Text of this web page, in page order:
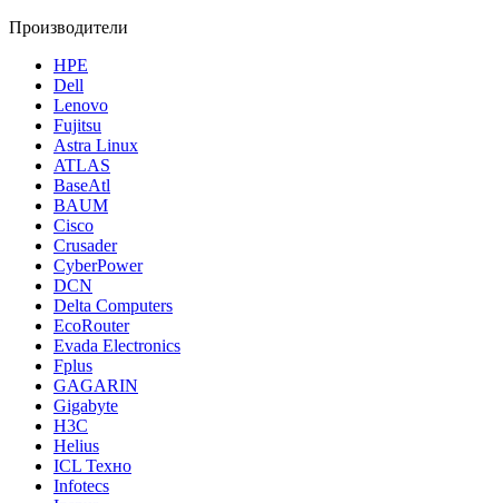
Производители
HPE
Dell
Lenovo
Fujitsu
Astra Linux
ATLAS
BaseAtl
BAUM
Cisco
Crusader
CyberPower
DCN
Delta Computers
EcoRouter
Evada Electronics
Fplus
GAGARIN
Gigabyte
H3C
Helius
ICL Техно
Infotecs